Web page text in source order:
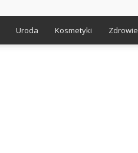
Uroda Kosmetyki Zdrowie